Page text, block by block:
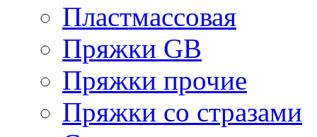
Пластмассовая
Пряжки GB
Пряжки прочие
Пряжки со стразами